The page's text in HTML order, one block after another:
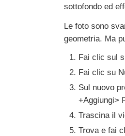
sottofondo ed
Le foto sono
geometria. Ma
Fai clic sul
Fai clic su
Sul nuovo
+Aggiungi>
Trascina il
Trova e fai